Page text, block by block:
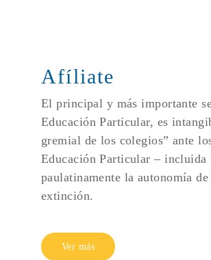
Afíliate
El principal y más importante
Educación Particular, es
gremial de los colegios” ante
Educación Particular –
paulatinamente la autonomía
extinción.
Ver más